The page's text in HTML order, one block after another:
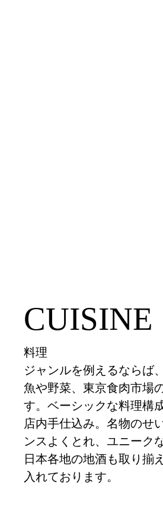
CUISINE
料理
ジャンルを例えるならば
魚や野菜、東京食肉市場
す。ベーシックな料理構
店内手仕込み。名物のせ
ンスよくとれ、ユニーク
日本各地の地酒も取り揃
入れております。